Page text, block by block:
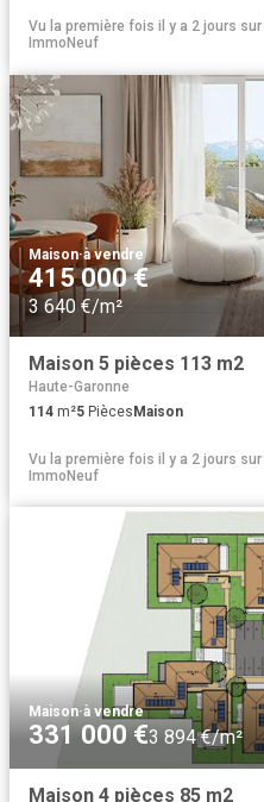
Vu la première fois il y a 2 jours sur
ImmoNeuf
Maison·à vendre
415 000 €
3 640 €/m²
Maison 5 pièces 113 m2
Haute-Garonne
114 m²5 PiècesMaison
Vu la première fois il y a 2 jours sur
ImmoNeuf
Maison·à vendre
331 000 €3 894 €/m²
Maison 4 pièces 85 m2